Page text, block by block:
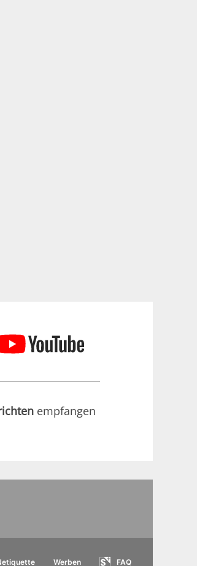
empfangen
Werben FAQ